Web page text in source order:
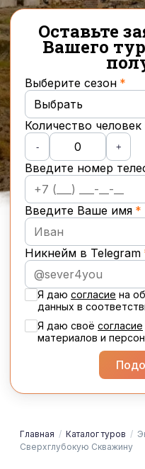
Оставьте
Вашего
Выберите сезон
Выбрать
Осень
Зима
Весна
Лето
Новогодние туры
Количество человек
- +
Введите номер
Введите Ваше имя
Никнейм в Telegram
Я даю согласие на
данных в
Я даю своё cогласие
материалов и
Главная / Каталог туров /
Сверхглубокую Скважину